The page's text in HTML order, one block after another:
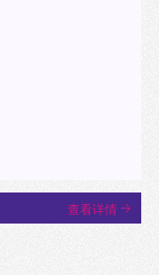
查看详情